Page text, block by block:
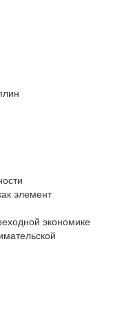
элемент
экономике